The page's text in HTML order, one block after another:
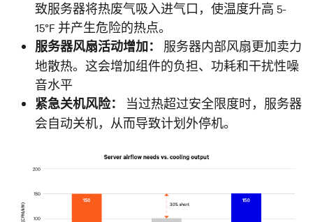
致服务器将热废气吸入进气口，使温度升高 5-
15°F 并产生危险的热点。
服务器风扇活动增加：
服务器内部风扇更加卖力
地散热。这会增加组件的负担、功耗和干扰性噪
音水平
紧急关机风险：
当过热超过安全限度时，服务器
会自动关机，从而导致计划外停机。